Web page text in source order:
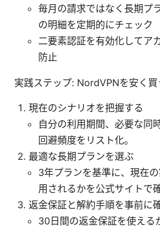
毎月の請求ではなく長期プ
の明細を定期的にチェック
二要素認証を有効化してア
防止
実践ステップ: NordVPNを安く
現在のシナリオを把握する
自分の利用期間、必要な同
回避頻度をリスト化。
最適な長期プランを選ぶ
3年プランを基準に、現在
用されるかを公式サイトで確
返金保証と解約手順を事前に
30日間の返金保証を使える